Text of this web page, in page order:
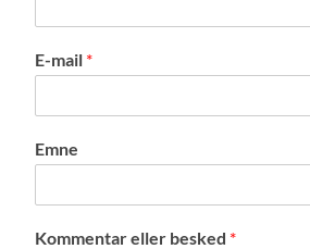
E-mail *
Emne
Kommentar eller besked *